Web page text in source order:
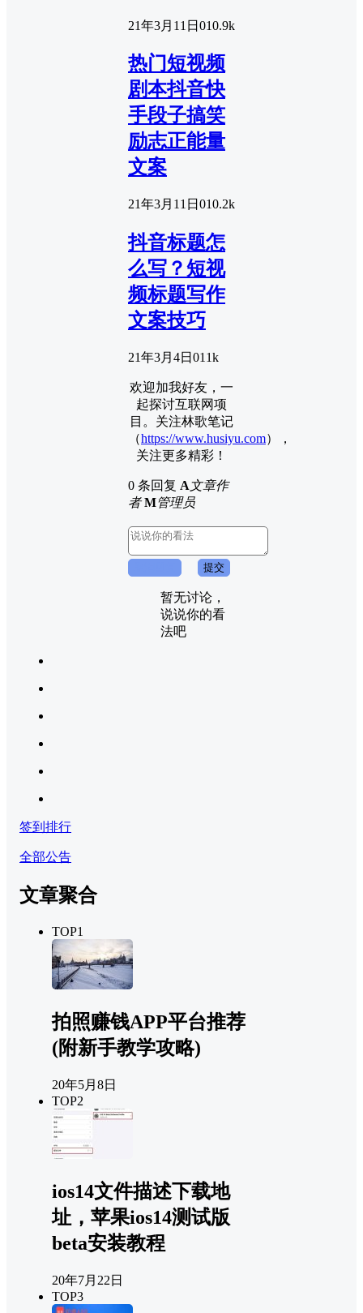
21年3月11日 010.9k
热门短视频
剧本抖音快
手段子搞笑
励志正能量
文案
21年3月11日 010.2k
抖音标题怎
么写？短视
频标题写作
文案技巧
21年3月4日 011k
欢迎加我好友，一
起探讨互联网项
目。关注林歌笔记
（https://www.husiyu.com），
关注更多精彩！
0 条回复 A文章作
者 M管理员
提交
暂无讨论，
说说你的看
法吧
签到排行
全部公告
文章聚合
TOP1
拍照赚钱APP平台推荐
(附新手教学攻略)
20年5月8日
TOP2
ios14文件描述下载地
址，苹果ios14测试版
beta安装教程
20年7月22日
TOP3